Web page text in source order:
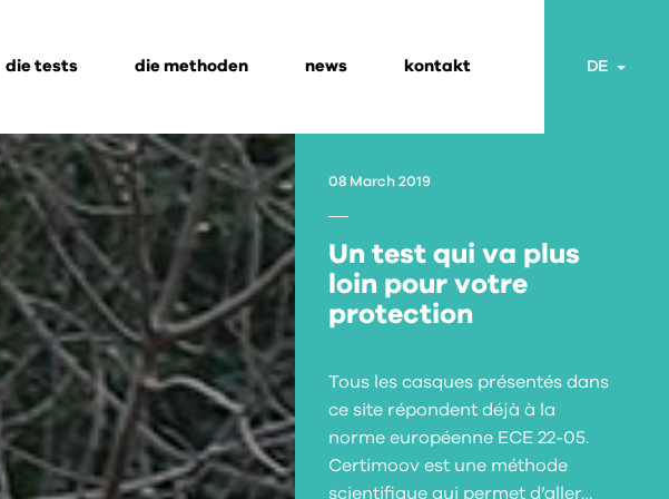
die tests die methoden news kontakt DE
08 March 2019
Un test qui va plus
loin pour votre
protection
Tous les casques présentés dans
ce site répondent déjà à la
norme européenne ECE 22-05.
Certimoov est une méthode
scientifique qui permet d’aller…